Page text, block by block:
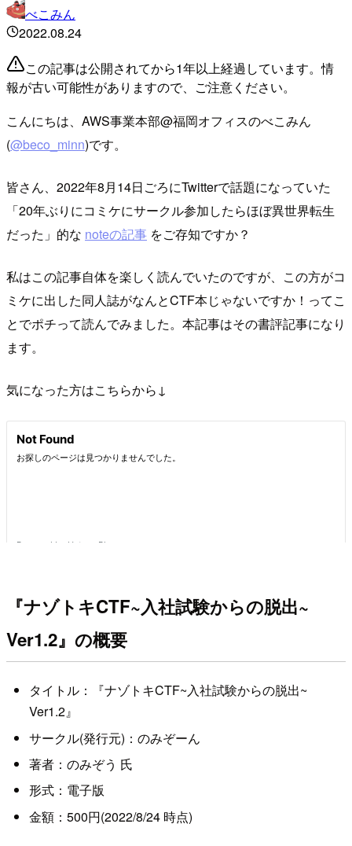
べこみん
2022.08.24
この記事は公開されてから1年以上経過しています。情
報が古い可能性がありますので、ご注意ください。
こんにちは、AWS事業本部@福岡オフィスのべこみん
(@beco_minn)です。
皆さん、2022年8月14日ごろにTwitterで話題になっていた
「20年ぶりにコミケにサークル参加したらほぼ異世界転生
だった」的な noteの記事 をご存知ですか？
私はこの記事自体を楽しく読んでいたのですが、この方がコ
ミケに出した同人誌がなんとCTF本じゃないですか！ってこ
とでポチって読んでみました。本記事はその書評記事になり
ます。
気になった方はこちらから↓
『ナゾトキCTF~入社試験からの脱出~
Ver1.2』の概要
タイトル：『ナゾトキCTF~入社試験からの脱出~
Ver1.2』
サークル(発行元)：のみぞーん
著者：のみぞう 氏
形式：電子版
金額：500円(2022/8/24 時点)